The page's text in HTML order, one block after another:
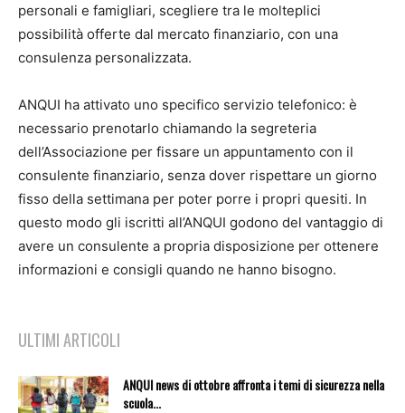
personali e famigliari, scegliere tra le molteplici
possibilità offerte dal mercato finanziario, con una
consulenza personalizzata.
ANQUI ha attivato uno specifico servizio telefonico: è
necessario prenotarlo chiamando la segreteria
dell’Associazione per fissare un appuntamento con il
consulente finanziario, senza dover rispettare un giorno
fisso della settimana per poter porre i propri quesiti. In
questo modo gli iscritti all’ANQUI godono del vantaggio di
avere un consulente a propria disposizione per ottenere
informazioni e consigli quando ne hanno bisogno.
ULTIMI ARTICOLI
ANQUI news di ottobre affronta i temi di sicurezza nella
scuola...